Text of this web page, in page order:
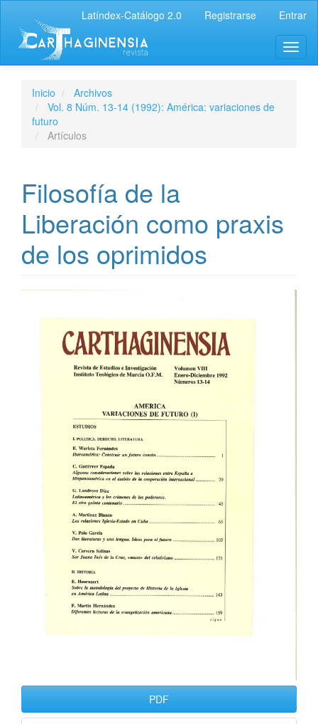
Latíndex-Catálogo 2.0 Registrarse Entrar
Inicio
Archivos
Vol. 8 Núm. 13-14 (1992): América: variaciones de
futuro
Artículos
Filosofía de la
Liberación como praxis
de los oprimidos
PDF